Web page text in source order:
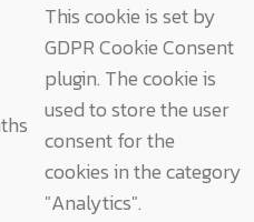
This cookie is set by
GDPR Cookie Consent
plugin. The cookie is
used to store the user
consent for the
cookies in the category
"Analytics".